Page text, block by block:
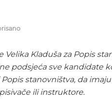
Velika Kladuša za Popis
podsjeća sve kandidate
stanovništva, da
ili instruktore.